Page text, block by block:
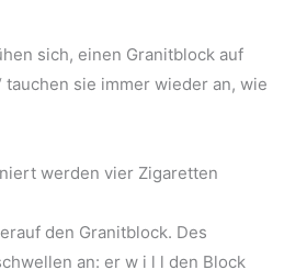
sich, einen Granitblock auf
sie immer wieder an, wie
werden vier Zigaretten
den Granitblock. Des
an: er w i l l den Block